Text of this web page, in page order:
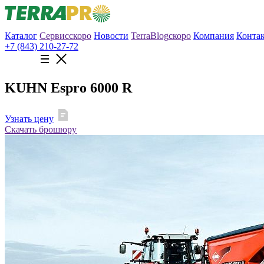
Каталог Сервисскоро Новости TerraBlogскоро Компания
+7 (843) 210-27-72
KUHN Espro 6000 R
Узнать цену
Скачать брошюру